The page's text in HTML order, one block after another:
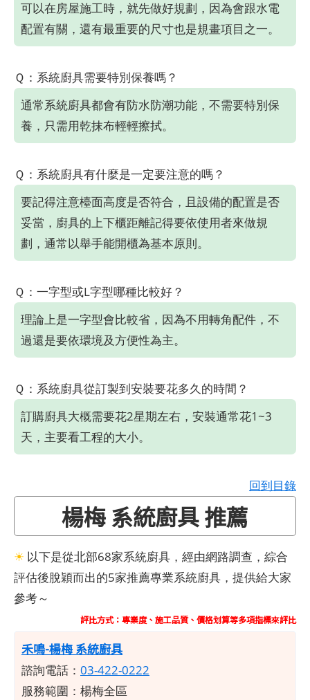
可以在房屋施工時，就先做好規劃，因為會跟水電
配置有關，還有最重要的尺寸也是規畫項目之一。
Ｑ：系統廚具需要特別保養嗎？
通常系統廚具都會有防水防潮功能，不需要特別保
養，只需用乾抹布輕輕擦拭。
Ｑ：系統廚具有什麼是一定要注意的嗎？
要記得注意檯面高度是否符合，且設備的配置是否
妥當，廚具的上下櫃距離記得要依使用者來做規
劃，通常以舉手能開櫃為基本原則。
Ｑ：一字型或L字型哪種比較好？
理論上是一字型會比較省，因為不用轉角配件，不
過還是要依環境及方便性為主。
Ｑ：系統廚具從訂製到安裝要花多久的時間？
訂購廚具大概需要花2星期左右，安裝通常花1~3
天，主要看工程的大小。
回到目錄
楊梅 系統廚具 推薦
☀ 以下是從北部68家系統廚具，經由網路調查，綜合
評估後脫穎而出的5家推薦專業系統廚具，提供給大家
參考～
評比方式：專業度、施工品質、價格划算等多項指標來評比
禾鳴-楊梅 系統廚具
諮詢電話： 03-422-0222
服務範圍：楊梅全區